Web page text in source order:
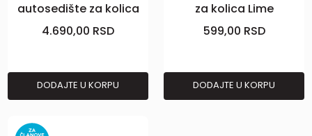
autosedište za kolica
Metro+
4.690,00 RSD
DODAJTE U KORPU
za kolica Lime
599,00 RSD
DODAJTE U KORPU